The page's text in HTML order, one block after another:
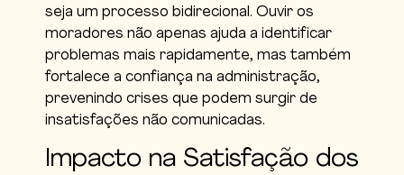
seja um processo bidirecional. Ouvir os
moradores não apenas ajuda a identificar
problemas mais rapidamente, mas também
fortalece a confiança na administração,
prevenindo crises que podem surgir de
insatisfações não comunicadas.
Impacto na Satisfação dos